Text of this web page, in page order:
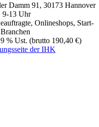
Damm 91, 30173 Hannover
9-13 Uhr
Onlineshops, Start-
% Ust. (brutto 190,40 €)
der IHK